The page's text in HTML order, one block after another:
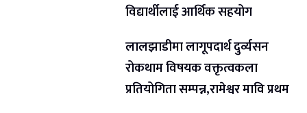
विद्यार्थीलाई आर्थिक सहयोग
लालझाडीमा लागूपदार्थ दुर्व्यसन
रोकथाम विषयक वक्तृत्वकला
प्रतियोगिता सम्पन्न,रामेश्वर मावि प्रथम